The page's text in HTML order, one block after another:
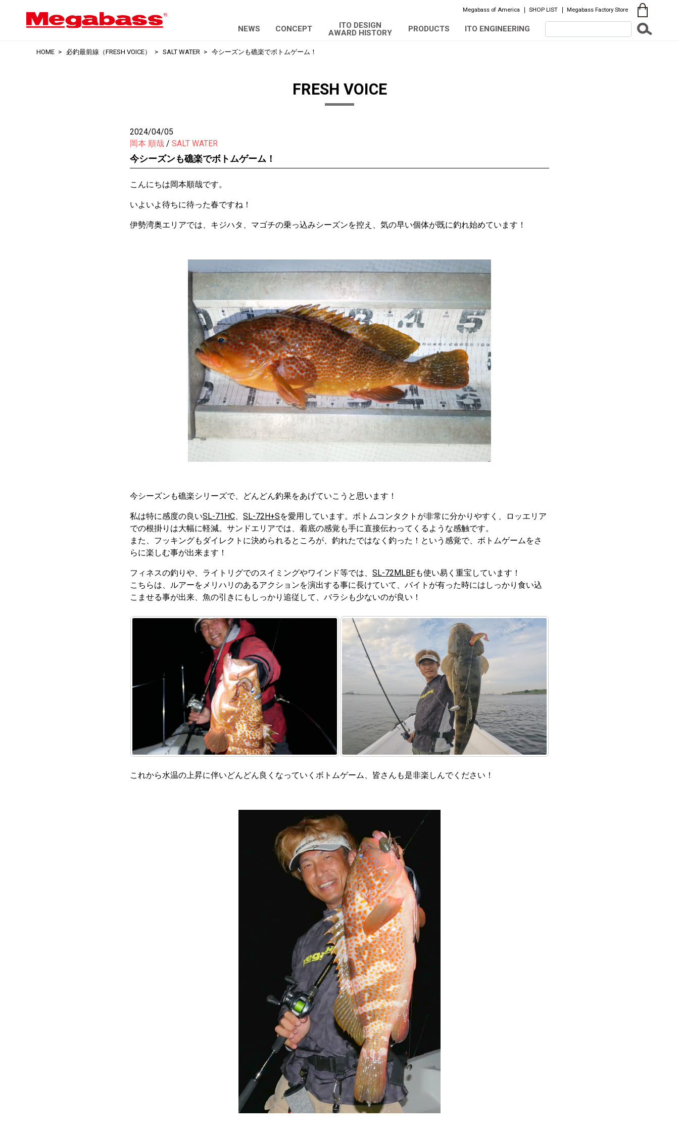
Megabass of America SHOP LIST Megabass Factory Store
NEWS CONCEPT
ITO DESIGN
AWARD HISTORY
PRODUCTS ITO ENGINEERING
HOME 必釣最前線（FRESH VOICE） SALT WATER 今シーズンも礁楽でボトムゲーム！
FRESH VOICE
2024/04/05
岡本 順哉
SALT WATER
今シーズンも礁楽でボトムゲーム！
こんにちは岡本順哉です。
いよいよ待ちに待った春ですね！
伊勢湾奥エリアでは、キジハタ、マゴチの乗っ込みシーズンを控え、気の早い個体が既に釣れ始めています！
今シーズンも礁楽シリーズで、どんどん釣果をあげていこうと思います！
私は特に感度の良いSL-71HC、 SL-72H+Sを愛用しています。ボトムコンタクトが非常に分かりやすく、ロッエリア
での根掛りは大幅に軽減。サンドエリアでは、着底の感覚も手に直接伝わってくるような感触です。
また、フッキングもダイレクトに決められるところが、釣れたではなく釣った！という感覚で、ボトムゲームをさ
らに楽しむ事が出来ます！
フィネスの釣りや、ライトリグでのスイミングやワインド等では、 SL-72MLBFも使い易く重宝しています！
こちらは、ルアーをメリハリのあるアクションを演出する事に長けていて、バイトが有った時にはしっかり食い込
こませる事が出来、魚の引きにもしっかり追従して、バラシも少ないのが良い！
これから水温の上昇に伴いどんどん良くなっていくボトムゲーム、皆さんも是非楽しんでください！